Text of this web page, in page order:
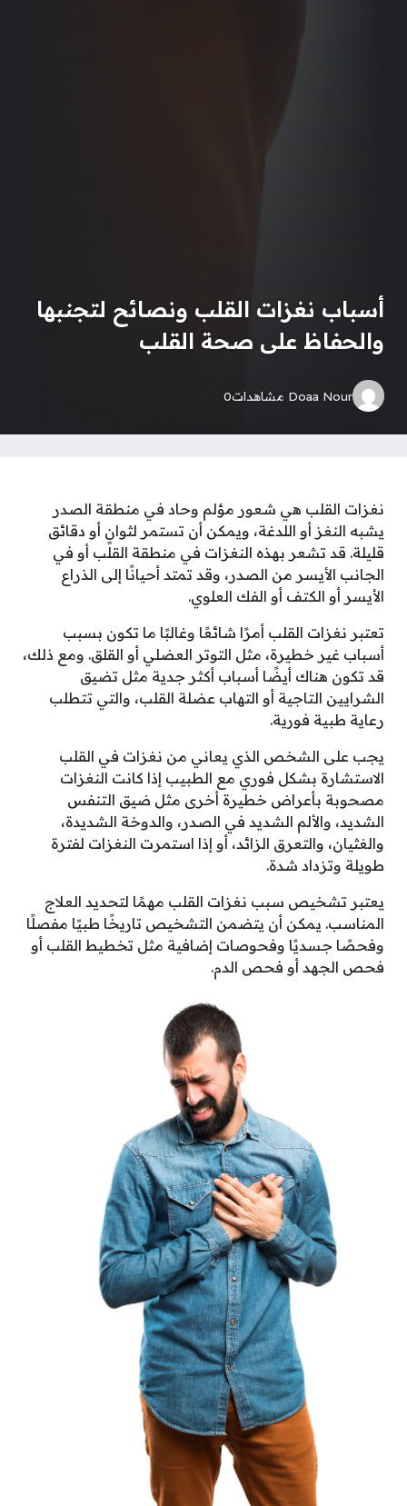
أسباب نغزات القلب ونصائح لتجنبها
والحفاظ على صحة القلب
Doaa Nour مشاهدات0
نغزات القلب هي شعور مؤلم وحاد في منطقة الصدر
يشبه النغز أو اللدغة، ويمكن أن تستمر لثوانٍ أو دقائق
قليلة. قد تشعر بهذه النغزات في منطقة القلب أو في
الجانب الأيسر من الصدر، وقد تمتد أحيانًا إلى الذراع
الأيسر أو الكتف أو الفك العلوي.
تعتبر نغزات القلب أمرًا شائعًا وغالبًا ما تكون بسبب
أسباب غير خطيرة، مثل التوتر العضلي أو القلق. ومع ذلك،
قد تكون هناك أيضًا أسباب أكثر جدية مثل تضيق
الشرايين التاجية أو التهاب عضلة القلب، والتي تتطلب
رعاية طبية فورية.
يجب على الشخص الذي يعاني من نغزات في القلب
الاستشارة بشكل فوري مع الطبيب إذا كانت النغزات
مصحوبة بأعراض خطيرة أخرى مثل ضيق التنفس
الشديد، والألم الشديد في الصدر، والدوخة الشديدة،
والغثيان، والتعرق الزائد، أو إذا استمرت النغزات لفترة
طويلة وتزداد شدة.
يعتبر تشخيص سبب نغزات القلب مهمًا لتحديد العلاج
المناسب. يمكن أن يتضمن التشخيص تاريخًا طبيًا مفصلًا
وفحصًا جسديًا وفحوصات إضافية مثل تخطيط القلب أو
فحص الجهد أو فحص الدم.